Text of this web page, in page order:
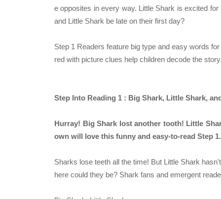
e opposites in every way. Little Shark is excited
and Little Shark be late on their first day?
Step 1 Readers feature big type and easy words
red with picture clues help children decode the
Step Into Reading 1 : Big Shark, Little Shark,
Hurray! Big Shark lost another tooth! Little
own will love this funny and easy-to-read Step 1.
Sharks lose teeth all the time! But Little Shark
here could they be? Shark fans and emergent